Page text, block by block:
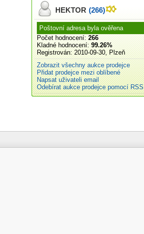
HEKTOR (266)
Poštovní adresa byla ověřena
Počet hodnocení: 266
Kladné hodnocení: 99.26%
Registrován: 2010-09-30, Plzeň
Zobrazit všechny aukce prodejce
Přidat prodejce mezi oblíbené
Napsat uživateli email
Odebírat aukce prodejce pomocí RSS